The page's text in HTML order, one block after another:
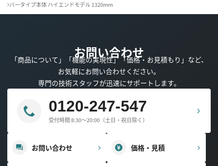
バータイプ本体 ハイエンドモデル 1320mm
お問い合わせ
「商品について」「機能の実現性」「価格・お見積もり」など、
お気軽にお問い合わせください。
専門の技術スタッフが迅速にサポートします。
0120-247-547
受付時間 8:30～20:00（土日・祝日除く）
お問い合わせ 価格・見積